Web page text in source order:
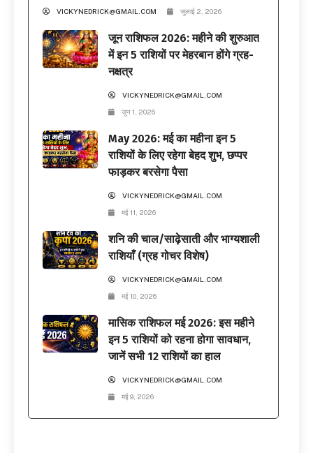
VICKYNEDRICK@GMAIL.COM जुलाई 2, 2026
जून राशिफल 2026: महीने की शुरुआत
में इन 5 राशियों पर मेहरबान होंगे ग्रह-
नक्षत्र
VICKYNEDRICK@GMAIL.COM
जून 1, 2026
May 2026: मई का महीना इन 5
राशियों के लिए रहेगा बेहद शुभ, छप्पर
फाड़कर बरसेगा पैसा
VICKYNEDRICK@GMAIL.COM
मई 11, 2026
शनि की चाल/साढ़ेसाती और भाग्यशाली
राशियाँ (ग्रह गोचर विशेष)
VICKYNEDRICK@GMAIL.COM
मई 10, 2026
मासिक राशिफल मई 2026: इस महीने
इन 5 राशियों को रहना होगा सावधान,
जानें सभी 12 राशियों का हाल
VICKYNEDRICK@GMAIL.COM
मई 9, 2026